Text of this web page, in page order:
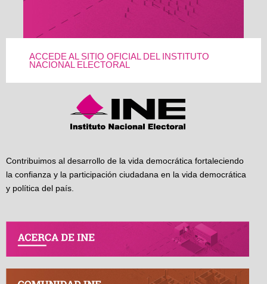
ACCEDE AL SITIO OFICIAL DEL INSTITUTO
NACIONAL ELECTORAL
Contribuimos al desarrollo de la vida democrática fortaleciendo
la confianza y la participación ciudadana en la vida democrática
y política del país.